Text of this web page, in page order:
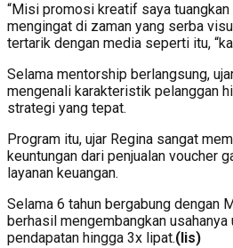
“Misi promosi kreatif saya
mengingat di zaman yang serba
tertarik dengan media seperti itu,
Selama mentorship berlangsung,
mengenali karakteristik pelanggan
strategi yang tepat.
Program itu, ujar Regina sangat
keuntungan dari penjualan voucher
layanan keuangan.
Selama 6 tahun bergabung dengan
berhasil mengembangkan
pendapatan hingga 3x lipat.(lis)